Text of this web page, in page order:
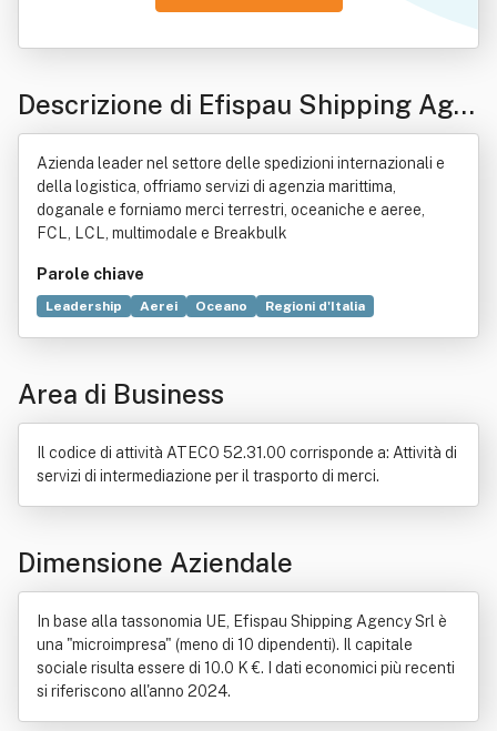
Descrizione di Efispau Shipping Age
ncy Srl
Azienda leader nel settore delle spedizioni internazionali e
della logistica, offriamo servizi di agenzia marittima,
doganale e forniamo merci terrestri, oceaniche e aeree,
FCL, LCL, multimodale e Breakbulk
Parole chiave
Leadership Aerei Oceano
Regioni d'Italia
Cambiale
Comune Consorzio
Area di Business
Il codice di attività ATECO 52.31.00 corrisponde a: Attività di
servizi di intermediazione per il trasporto di merci.
Dimensione Aziendale
In base alla tassonomia UE, Efispau Shipping Agency Srl è
una "microimpresa" (meno di 10 dipendenti). Il capitale
sociale risulta essere di 10.0 K €. I dati economici più recenti
si riferiscono all'anno 2024.